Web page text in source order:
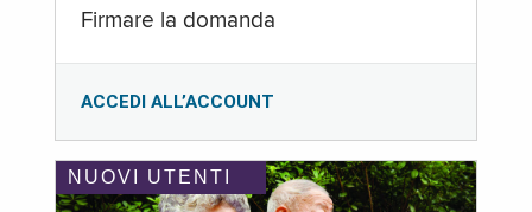
Firmare la domanda
ACCEDI ALL’ACCOUNT
NUOVI UTENTI